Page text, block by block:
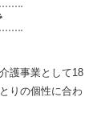
護事業として18
りの個性に合わ